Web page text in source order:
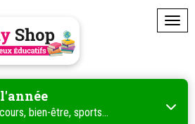
bien-être, sports...